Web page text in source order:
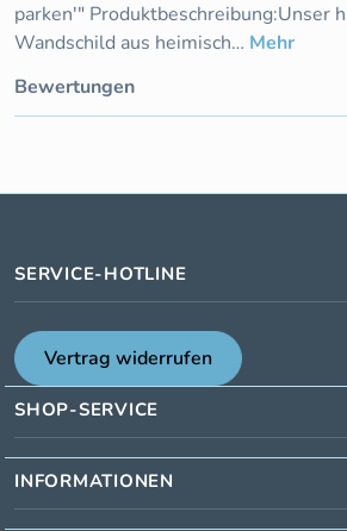
parken'" Produktbeschreibung:Unser
Wandschild aus heimisch… Mehr
Bewertungen
SERVICE-HOTLINE
Vertrag widerrufen
SHOP-SERVICE
INFORMATIONEN